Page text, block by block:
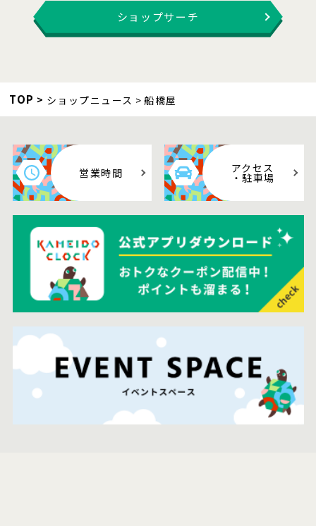
ショップサーチ
TOP ショップニュース 船橋屋
営業時間 アクセス
・駐車場